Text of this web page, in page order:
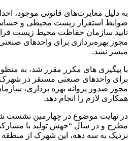
به دليل مغايرت‌های قانونی موجود،
ضوابط استقرار زیست محیطی و
تایید سازمان حفاظت محیط زیست
مجوز بهره‌برداری برای واحدهای
میسر نشد.
با پیگیری های مکرر مقرر شد، به
برای واحدهای صنعتی مستقر در
مجوز صدور پروانه بهره برداری،
همکاری لازم را انجام دهد.
در نهایت موضوع در چهارمین نشست
مطرح و در سال “جهش تولید با
نزدیک به سه دهه، این شهرک از